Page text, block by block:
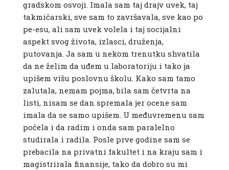
gradskom osvoji. Imala sam taj drajv uvek, taj
takmičarski, sve sam to završavala, sve kao po
pe-esu, ali sam uvek volela i taj socijalni
aspekt svog života, izlasci, druženja,
putovanja. Ja sam u nekom trenutku shvatila
da ne želim da uđem u laboratoriju i tako ja
upišem višu poslovnu školu. Kako sam tamo
zalutala, nemam pojma, bila sam četvrta na
listi, nisam se dan spremala jer ocene sam
imala da se samo upišem. U međuvremenu sam
počela i da radim i onda sam paralelno
studirala i radila. Posle prve godine sam se
prebacila na privatni fakultet i na kraju sam i
magistrirala finansije, tako da dobro su mi